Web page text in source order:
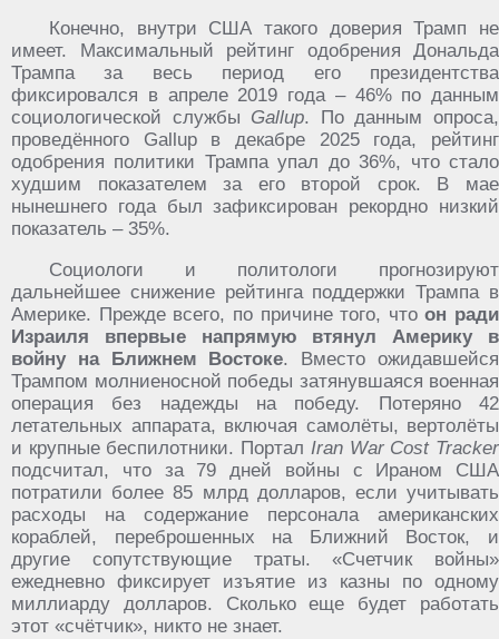
Конечно, внутри США такого доверия Трамп не
имеет. Максимальный рейтинг одобрения Дональда
Трампа за весь период его президентства
фиксировался в апреле 2019 года – 46% по данным
социологической службы Gallup. По данным опроса,
проведённого Gallup в декабре 2025 года, рейтинг
одобрения политики Трампа упал до 36%, что стало
худшим показателем за его второй срок. В мае
нынешнего года был зафиксирован рекордно низкий
показатель – 35%.
Социологи и политологи прогнозируют
дальнейшее снижение рейтинга поддержки Трампа в
Америке. Прежде всего, по причине того, чтоон ради
Израиля впервые напрямую втянул Америку в
войну на Ближнем Востоке. Вместо ожидавшейся
Трампом молниеносной победы затянувшаяся военная
операция без надежды на победу. Потеряно 42
летательных аппарата, включая самолёты, вертолёты
и крупные беспилотники. Портал Iran War Cost Tracker
подсчитал, что за 79 дней войны с Ираном США
потратили более 85 млрд долларов, если учитывать
расходы на содержание персонала американских
кораблей, переброшенных на Ближний Восток, и
другие сопутствующие траты. «Счетчик войны»
ежедневно фиксирует изъятие из казны по одному
миллиарду долларов. Сколько еще будет работать
этот «счётчик», никто не знает.